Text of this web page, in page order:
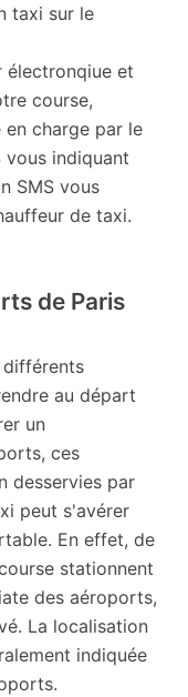
taxi sur le
électronqiue et
course,
charge par le
vous indiquant
SMS vous
de taxi.
de Paris
différents
au départ
un
ces
desservies par
peut s'avérer
En effet, de
stationnent
des aéroports,
La localisation
indiquée